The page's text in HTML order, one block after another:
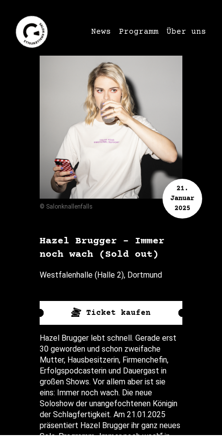
News Programm Über uns
21.
Januar
2025
© Salonknallenfalls
Hazel Brugger – Immer
noch wach (Sold out)
Westfalenhalle (Halle 2), Dortmund
Ticket kaufen
Hazel Brugger lebt schnell. Gerade erst
30 geworden und schon zweifache
Mutter, Hausbesitzerin, Firmenchefin,
Erfolgspodcasterin und Dauergast in
großen Shows. Vor allem aber ist sie
eins: Immer noch wach. Die neue
Soloshow der unangefochtenen Königin
der Schlagfertigkeit. Am 21.01.2025
präsentiert Hazel Brugger ihr ganz neues
Solo-Programm „Immer noch wach“ in